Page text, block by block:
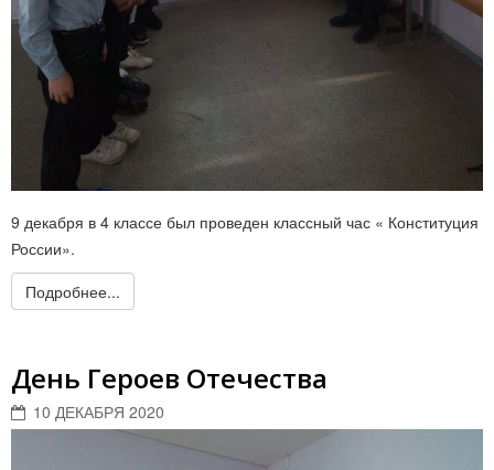
9 декабря в 4 классе был проведен классный час « Конституция
России».
Подробнее...
День Героев Отечества
10 ДЕКАБРЯ 2020